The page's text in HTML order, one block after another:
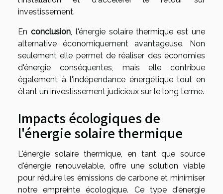
investissement.
En conclusion, l'énergie solaire thermique est une
alternative économiquement avantageuse. Non
seulement elle permet de réaliser des économies
d'énergie conséquentes, mais elle contribue
également à l'indépendance énergétique tout en
étant un investissement judicieux sur le long terme.
Impacts écologiques de
l'énergie solaire thermique
L'énergie solaire thermique, en tant que source
d'énergie renouvelable, offre une solution viable
pour réduire les émissions de carbone et minimiser
notre empreinte écologique. Ce type d'énergie